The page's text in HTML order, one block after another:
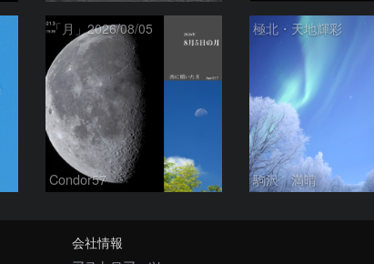
「月」2026/08/05
Condor57
極北・天地輝彩
駒沢 満晴
会社情報